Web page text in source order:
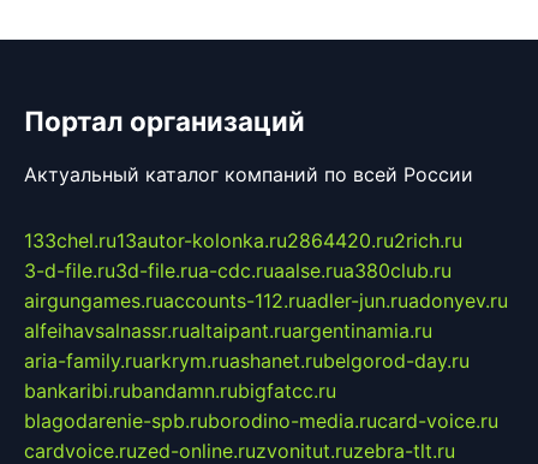
Портал организаций
Актуальный каталог компаний по всей России
133chel.ru13autor-kolonka.ru2864420.ru2rich.ru
3-d-file.ru3d-file.rua-cdc.ruaalse.rua380club.ru
airgungames.ruaccounts-112.ruadler-jun.ruadonyev.ru
alfeihavsalnassr.rualtaipant.ruargentinamia.ru
aria-family.ruarkrym.ruashanet.rubelgorod-day.ru
bankaribi.rubandamn.rubigfatcc.ru
blagodarenie-spb.ruborodino-media.rucard-voice.ru
cardvoice.ruzed-online.ruzvonitut.ruzebra-tlt.ru